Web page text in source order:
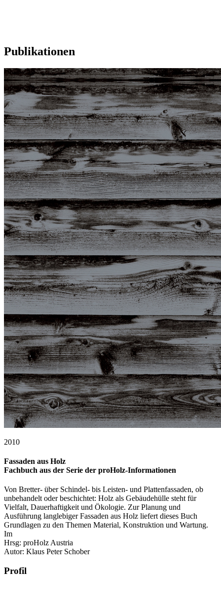
Publikationen
2010
Fassaden aus Holz
Fachbuch aus der Serie der proHolz-Informationen
Von Bretter- über Schindel- bis Leisten- und Plattenfassaden, ob
unbehandelt oder beschichtet: Holz als Gebäudehülle steht für
Vielfalt, Dauerhaftigkeit und Ökologie. Zur Planung und
Ausführung langlebiger Fassaden aus Holz liefert dieses Buch
Grundlagen zu den Themen Material, Konstruktion und Wartung.
Im
Hrsg: proHolz Austria
Autor: Klaus Peter Schober
Profil